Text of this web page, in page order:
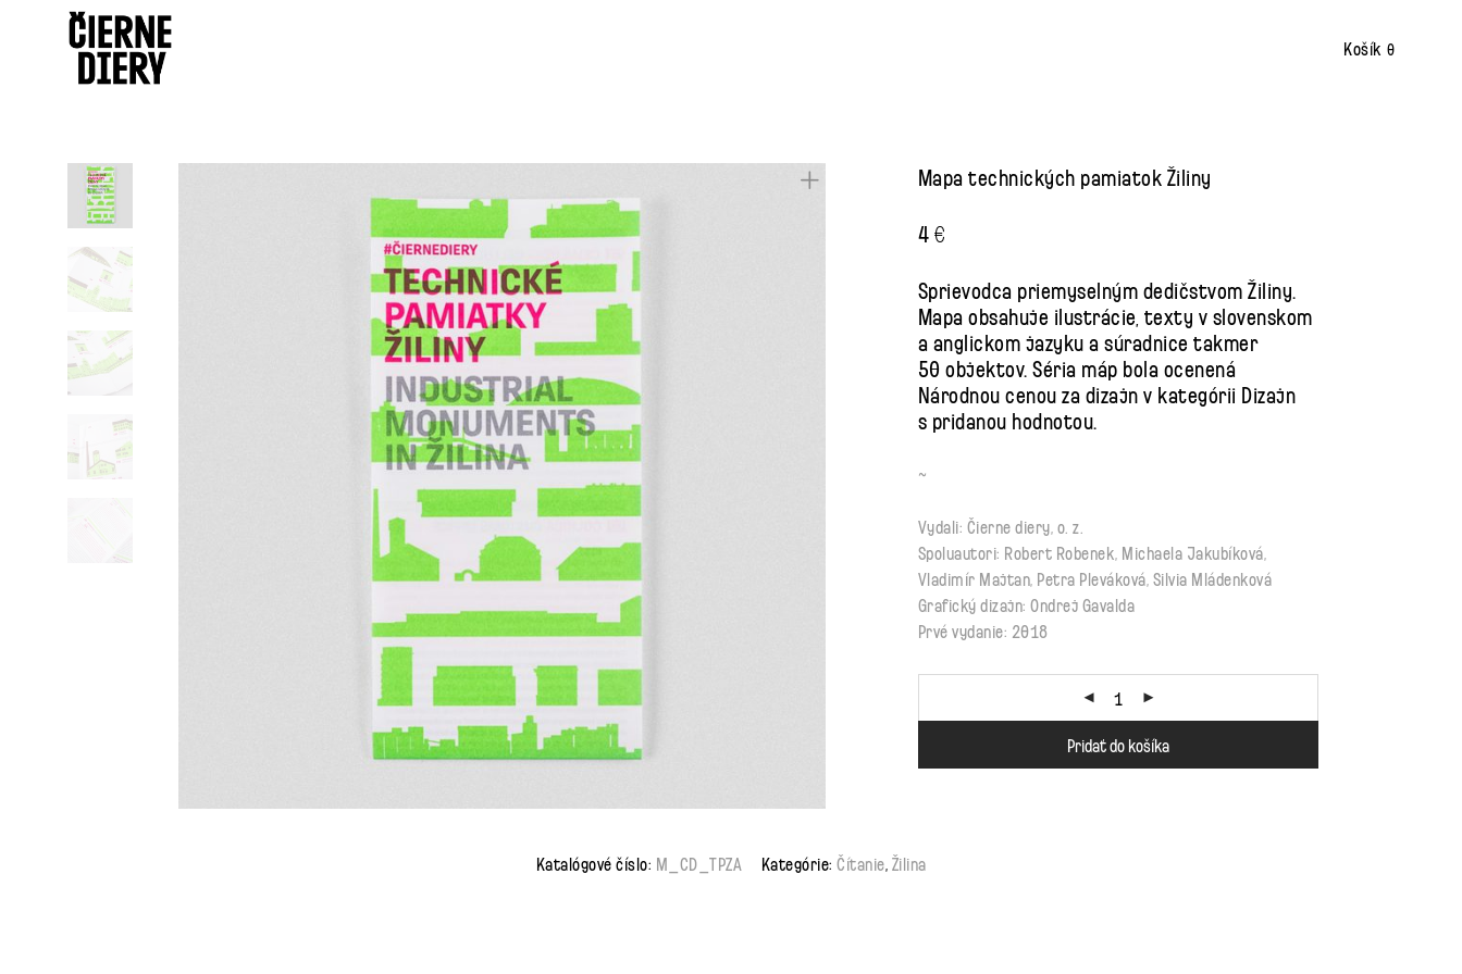
0
Mapa technických pamiatok Žiliny
4 €
Sprievodca priemyselným dedičstvom Žiliny.
Mapa obsahuje ilustrácie, texty v slovenskom
a anglickom jazyku a súradnice takmer
50 objektov. Séria máp bola ocenená
Národnou cenou za dizajn v kategórii Dizajn
s pridanou hodnotou.
~
Vydali: Čierne diery, o. z.
Spoluautori: Robert Robenek, Michaela Jakubíková,
Vladimír Majtan, Petra Pleváková, Silvia Mládenková
Grafický dizajn: Ondrej Gavalda
Prvé vydanie: 2018
Pridať do košíka
Katalógové číslo: M_CD_TPZA Kategórie: Čítanie Žilina